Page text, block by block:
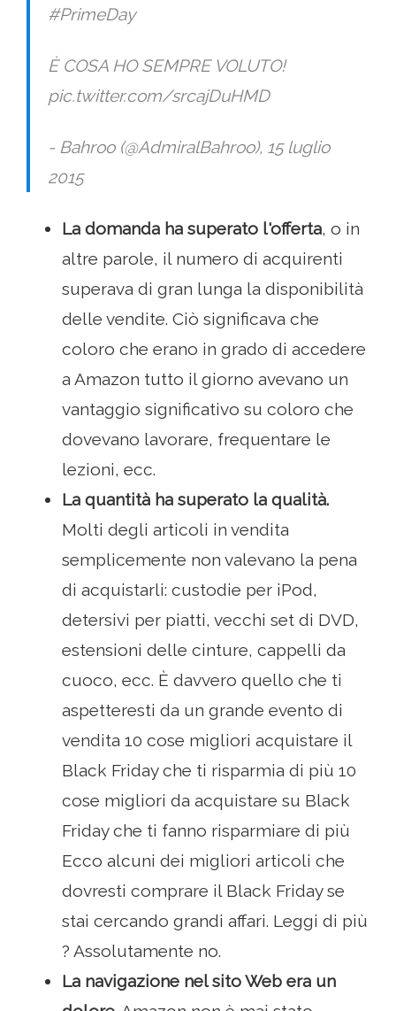
#PrimeDay
È COSA HO SEMPRE VOLUTO!
pic.twitter.com/srcajDuHMD
- Bahroo (@AdmiralBahroo), 15 luglio
2015
La domanda ha superato l'offerta, o in
altre parole, il numero di acquirenti
superava di gran lunga la disponibilità
delle vendite. Ciò significava che
coloro che erano in grado di accedere
a Amazon tutto il giorno avevano un
vantaggio significativo su coloro che
dovevano lavorare, frequentare le
lezioni, ecc.
La quantità ha superato la qualità.
Molti degli articoli in vendita
semplicemente non valevano la pena
di acquistarli: custodie per iPod,
detersivi per piatti, vecchi set di DVD,
estensioni delle cinture, cappelli da
cuoco, ecc. È davvero quello che ti
aspetteresti da un grande evento di
vendita 10 cose migliori acquistare il
Black Friday che ti risparmia di più 10
cose migliori da acquistare su Black
Friday che ti fanno risparmiare di più
Ecco alcuni dei migliori articoli che
dovresti comprare il Black Friday se
stai cercando grandi affari. Leggi di più
? Assolutamente no.
La navigazione nel sito Web era un